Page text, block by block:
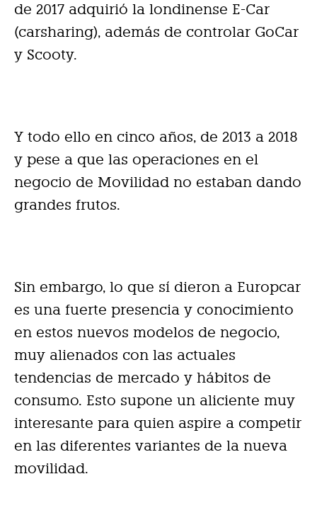
de 2017 adquirió la londinense E-Car
(carsharing), además de controlar GoCar
y Scooty.
Y todo ello en cinco años, de 2013 a 2018
y pese a que las operaciones en el
negocio de Movilidad no estaban dando
grandes frutos.
Sin embargo, lo que sí dieron a Europcar
es una fuerte presencia y conocimiento
en estos nuevos modelos de negocio,
muy alienados con las actuales
tendencias de mercado y hábitos de
consumo. Esto supone un aliciente muy
interesante para quien aspire a competir
en las diferentes variantes de la nueva
movilidad.